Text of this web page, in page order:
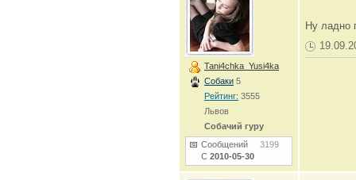
Tani4chka_Yusi4ka
Собаки 5
Рейтинг: 3555
Львов
Собачий гуру
Сообщений 3199
С 2010-05-30
Ну ладно